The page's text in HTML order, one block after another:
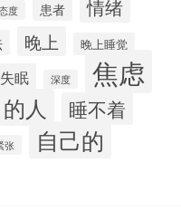
度 患者 情绪
晚上
晚上睡觉
眠 深度 焦虑
的人 睡不着
张 自己的